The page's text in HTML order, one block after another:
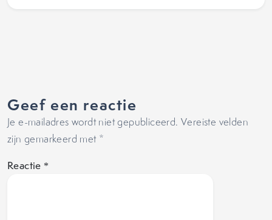
Geef een reactie
Je e-mailadres wordt niet gepubliceerd. Vereiste velden
zijn gemarkeerd met *
Reactie *